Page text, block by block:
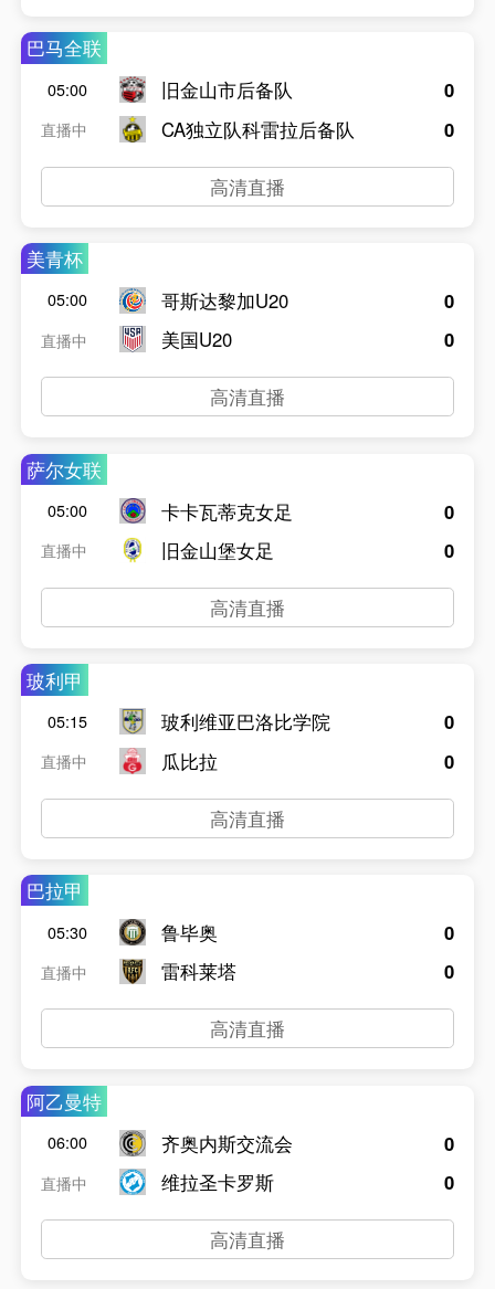
巴马全联
05:00
直播中
旧金山市后备队
CA独立队科雷拉后备队
0
0
高清直播
美青杯
05:00
直播中
哥斯达黎加U20
美国U20
0
0
高清直播
萨尔女联
05:00
直播中
卡卡瓦蒂克女足
旧金山堡女足
0
0
高清直播
玻利甲
05:15
直播中
玻利维亚巴洛比学院
瓜比拉
0
0
高清直播
巴拉甲
05:30
直播中
鲁毕奥
雷科莱塔
0
0
高清直播
阿乙曼特
06:00
直播中
齐奥内斯交流会
维拉圣卡罗斯
0
0
高清直播